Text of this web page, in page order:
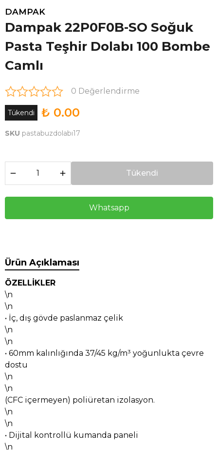
DAMPAK
Dampak 22P0F0B-SO Soğuk
Pasta Teşhir Dolabı 100 Bombe
Camlı
0 Değerlendirme
Tükendi ₺ 0.00
SKU pastabuzdolabı17
Tükendi
Whatsapp
Ürün Açıklaması
ÖZELLİKLER
\n
\n
• İç, dış gövde paslanmaz çelik
\n
\n
• 60mm kalınlığında 37/45 kg/m³ yoğunlukta çevre
dostu
\n
\n
(CFC içermeyen) poliüretan izolasyon.
\n
\n
• Dijital kontrollü kumanda paneli
\n